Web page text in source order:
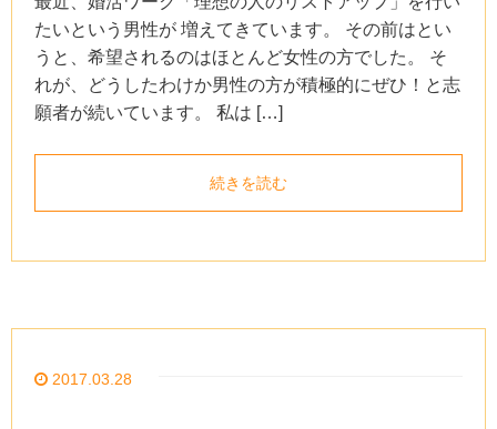
たいという男性が 増えてきています。 その前はとい
うと、希望されるのはほとんど女性の方でした。 そ
れが、どうしたわけか男性の方が積極的にぜひ！と志
願者が続いています。 私は […]
続きを読む
2017.03.28